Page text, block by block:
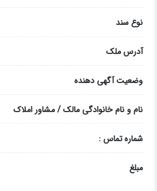
نوع سند
آدرس ملک
وضعیت آگهی دهنده
نام و نام خانوادگی مالک / مشاور املاک
شماره تماس :
مبلغ